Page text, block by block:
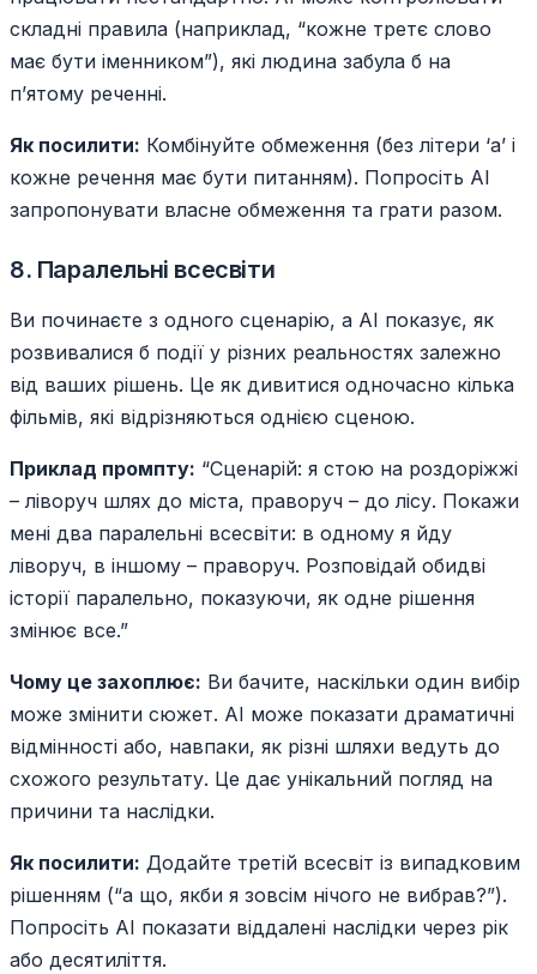
складні правила (наприклад, “кожне третє слово
має бути іменником”), які людина забула б на
п’ятому реченні.
Як посилити: Комбінуйте обмеження (без літери ‘а’ і
кожне речення має бути питанням). Попросіть AI
запропонувати власне обмеження та грати разом.
8. Паралельні всесвіти
Ви починаєте з одного сценарію, а AI показує, як
розвивалися б події у різних реальностях залежно
від ваших рішень. Це як дивитися одночасно кілька
фільмів, які відрізняються однією сценою.
Приклад промпту: “Сценарій: я стою на роздоріжжі
– ліворуч шлях до міста, праворуч – до лісу. Покажи
мені два паралельні всесвіти: в одному я йду
ліворуч, в іншому – праворуч. Розповідай обидві
історії паралельно, показуючи, як одне рішення
змінює все.”
Чому це захоплює: Ви бачите, наскільки один вибір
може змінити сюжет. AI може показати драматичні
відмінності або, навпаки, як різні шляхи ведуть до
схожого результату. Це дає унікальний погляд на
причини та наслідки.
Як посилити: Додайте третій всесвіт із випадковим
рішенням (“а що, якби я зовсім нічого не вибрав?”).
Попросіть AI показати віддалені наслідки через рік
або десятиліття.